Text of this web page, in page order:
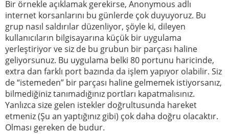
Bir örnekle açıklamak gerekirse, Anonymous adlı
internet korsanlarını bu günlerde çok duyuyoruz. Bu
grup nasıl saldırılar düzenliyor, şöyle ki, dileyen
kullanıcıların bilgisayarına küçük bir uygulama
yerleştiriyor ve siz de bu grubun bir parçası haline
geliyorsunuz. Bu uygulama belki 80 portunu haricinde,
extra dan farklı port bazında da işlem yapıyor olabilir. Siz
de “istemeden” bir parçası haline gelmemek istiyorsanız,
bilmediğiniz tanımadığınız portları kapatmalısınız.
Yanlızca size gelen istekler doğrultusunda hareket
etmeniz (Şu an yaptığınız gibi) çok daha doğru olacaktır.
Olması gereken de budur.